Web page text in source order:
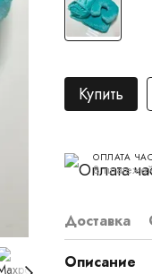
Купить
ОПЛАТА
8
Доставка
Описание